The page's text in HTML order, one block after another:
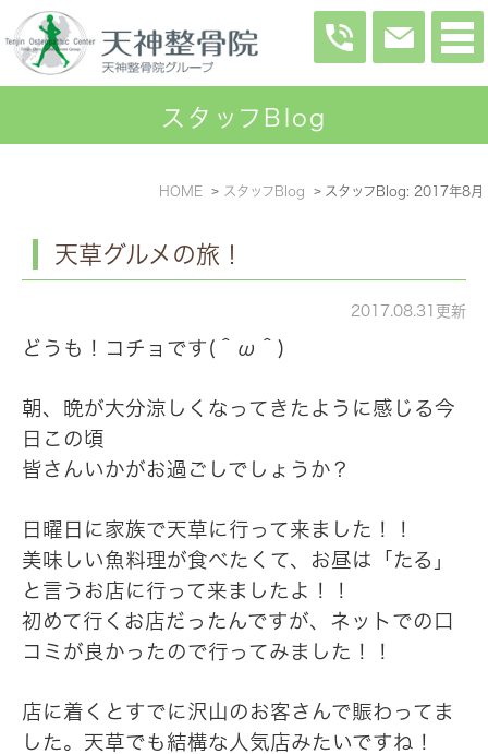
スタッフBlog
HOME スタッフBlog スタッフBlog: 2017年8月
天草グルメの旅！
2017.08.31更新
どうも！コチョです(＾ω＾)
朝、晩が大分涼しくなってきたように感じる今
日この頃
皆さんいかがお過ごしでしょうか？
日曜日に家族で天草に行って来ました！！
美味しい魚料理が食べたくて、お昼は「たる」
と言うお店に行って来ましたよ！！
初めて行くお店だったんですが、ネットでの口
コミが良かったので行ってみました！！
店に着くとすでに沢山のお客さんで賑わってま
した。天草でも結構な人気店みたいですね！